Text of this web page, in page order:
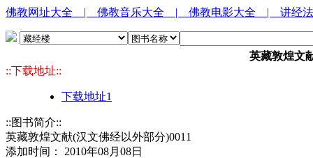
佛教网址大全 | 佛教音乐大全 | 佛教电影大全 | 讲经
英藏敦煌文
::下载地址::
下载地址1
::图书简介::
英藏敦煌文献(汉文佛经以外部分)0011
添加时间： 2010年08月08日